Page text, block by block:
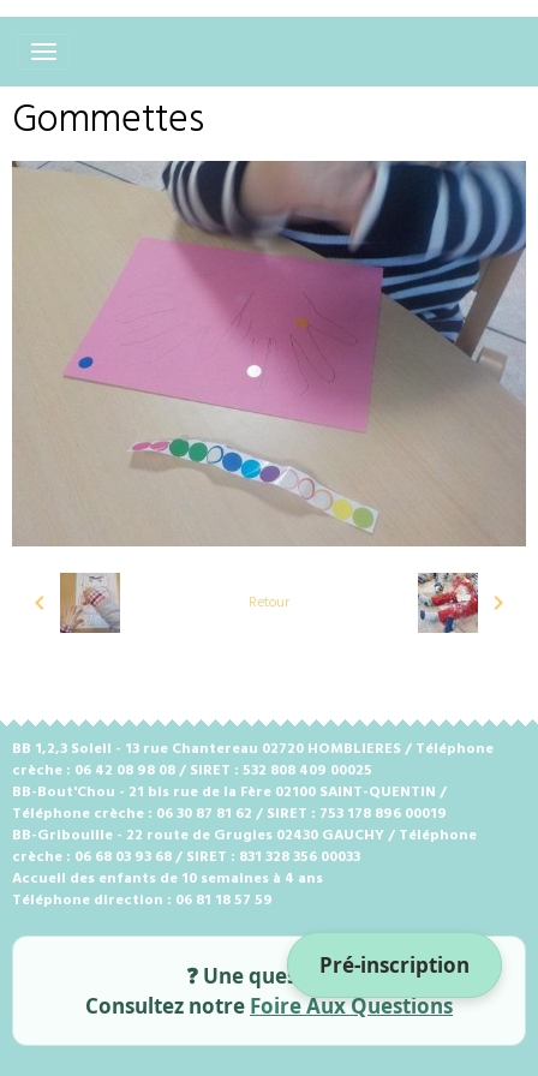
Pré-inscription
Gommettes
Retour
BB 1,2,3 Soleil - 13 rue Chantereau 02720 HOMBLIERES / Téléphone
crèche : 06 42 08 98 08 / SIRET : 532 808 409 00025
BB-Bout'Chou - 21 bis rue de la Fère 02100 SAINT-QUENTIN /
Téléphone crèche : 06 30 87 81 62 / SIRET : 753 178 896 00019
BB-Gribouille - 22 route de Grugies 02430 GAUCHY / Téléphone
crèche : 06 68 03 93 68 / SIRET : 831 328 356 00033
Accueil des enfants de 10 semaines à 4 ans
Téléphone direction : 06 81 18 57 59
❓ Une question ?
Consultez notre Foire Aux Questions